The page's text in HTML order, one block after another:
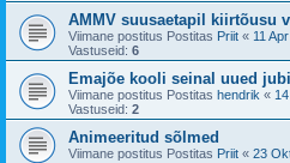
AMMV suusaetapil kiirtõusu
Viimane postitus Postitas Priit « 11
Vastuseid: 6
Emajõe kooli seinal uued
Viimane postitus Postitas hendrik «
Vastuseid: 2
Animeeritud sõlmed
Viimane postitus Postitas Priit « 23